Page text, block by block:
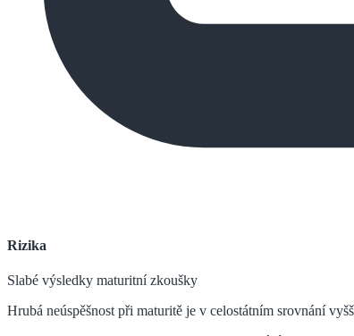
Rizika
Slabé výsledky maturitní zkoušky
Hrubá neúspěšnost při maturitě je v celostátním srovnání